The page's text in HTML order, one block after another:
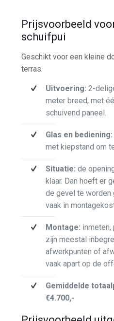
Prijsvoorbeeld
schuifpui
Geschikt voor een kleine
terras.
Uitvoering: 2-
meter breed, met
schuivend paneel.
Glas en bediening:
met kiepstand om
Situatie: de
klaar. Dan hoeft er
de gevel te worden
vaak in
Montage:
zijn meestal
afwerkpunten of
vaak apart op de
Gemiddelde
€4.700,-